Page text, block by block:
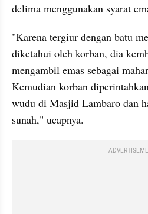
delima menggunakan syarat
"Karena tergiur dengan batu
diketahui oleh korban, dia
mengambil emas sebagai
Kemudian korban
wudu di Masjid Lambaro dan
sunah," ucapnya.